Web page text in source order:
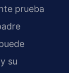
prueba
su